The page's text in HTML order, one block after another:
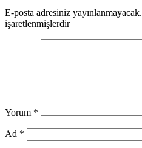
E-posta adresiniz yayınlanmayacak.
işaretlenmişlerdir
Yorum *
Ad *